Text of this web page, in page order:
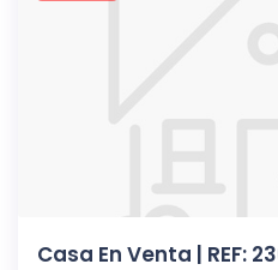
Casa En Venta | REF: